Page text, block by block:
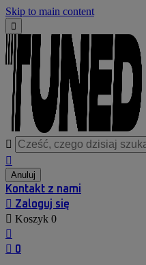
Skip to main content


Anuluj
Kontakt z nami
Zaloguj się
 Koszyk 0
0